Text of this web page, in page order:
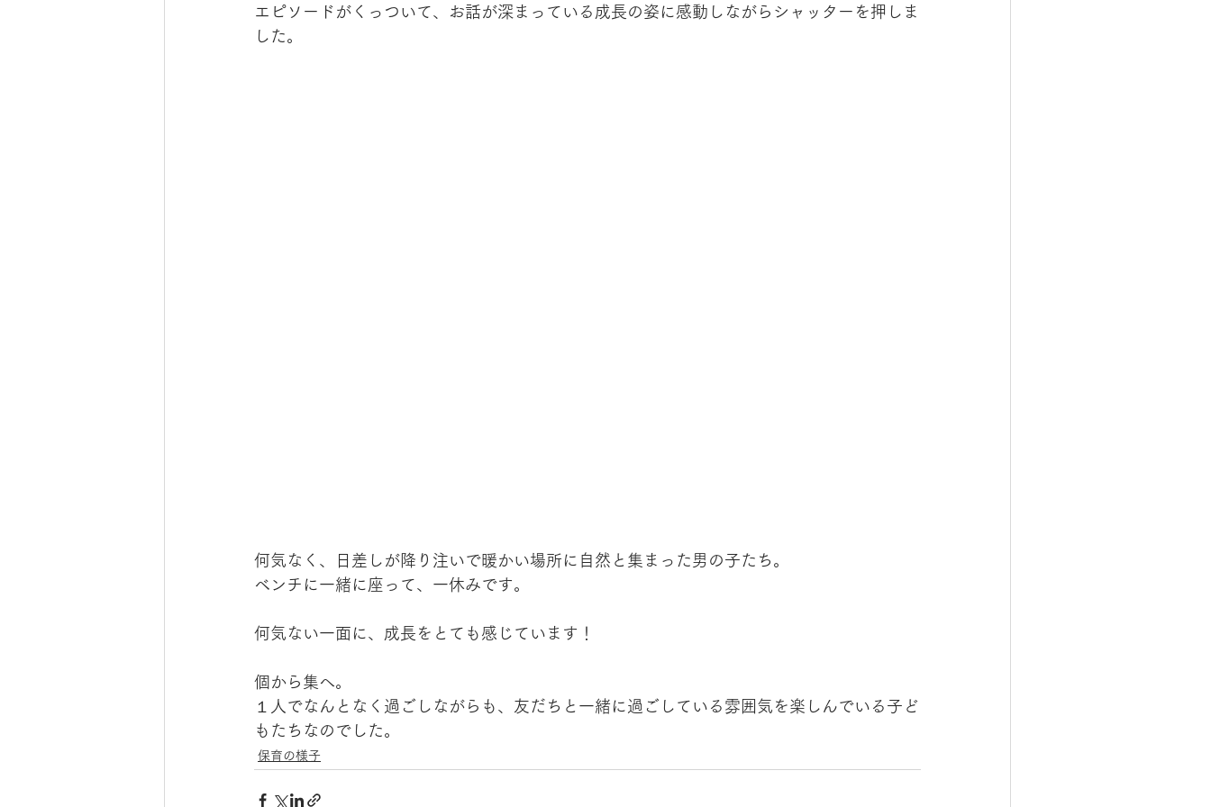
エピソードがくっついて、お話が深まっている成長の姿に感動しながらシャッターを押しま
した。
何気なく、日差しが降り注いで暖かい場所に自然と集まった男の子たち。
ベンチに一緒に座って、一休みです。
何気ない一面に、成長をとても感じています！
個から集へ。
１人でなんとなく過ごしながらも、友だちと一緒に過ごしている雰囲気を楽しんでいる子ど
もたちなのでした。
保育の様子